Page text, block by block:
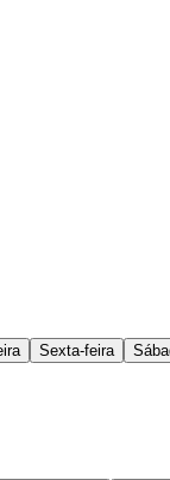
Sexta-feira